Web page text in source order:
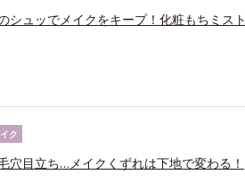
シュッでメイクをキープ！化粧もちミスト
ク
穴目立ち…メイクくずれは下地で変わる！